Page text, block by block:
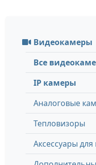
Видеокамеры
Все
IP камеры
Аналоговые
Тепловизоры
Аксессуары для